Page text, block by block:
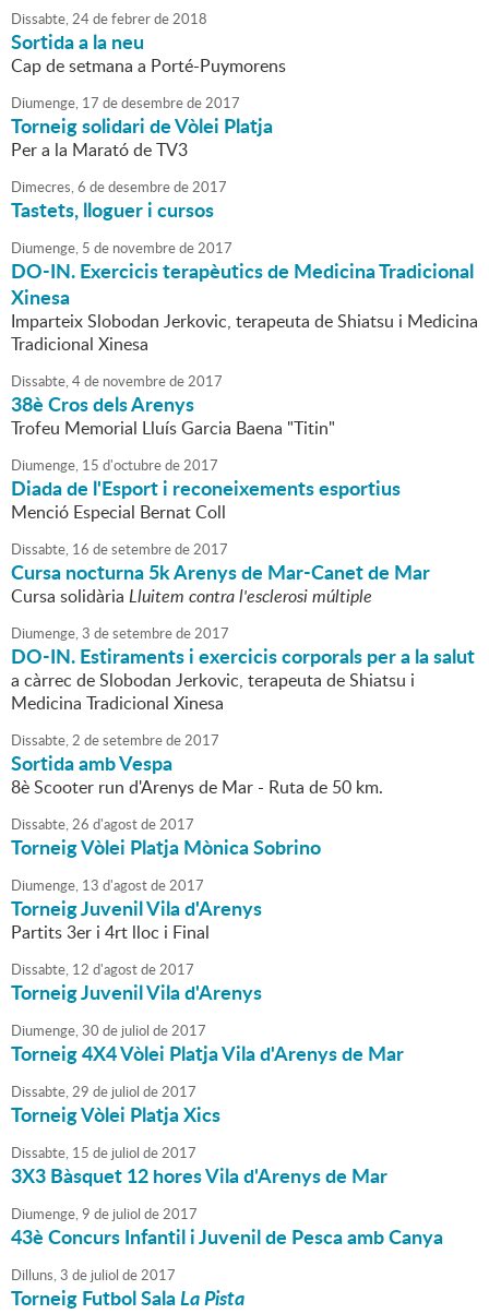
Dissabte,24defebrerde2018
Sortida a la neu
Cap de setmana a Porté-Puymorens
Diumenge, 17 dedesembrede2017
Torneig solidari de Vòlei Platja
Per a la Marató de TV3
Dimecres,6 dedesembrede2017
Tastets, lloguer i cursos
Diumenge, 5 de novembrede2017
DO-IN. Exercicis terapèutics de Medicina Tradicional
Xinesa
Imparteix Slobodan Jerkovic, terapeuta de Shiatsu i Medicina
Tradicional Xinesa
Dissabte,4de novembrede2017
38è Cros dels Arenys
Trofeu Memorial Lluís Garcia Baena "Titin"
Diumenge, 15 d'octubrede2017
Diada de l'Esport i reconeixements esportius
Menció Especial Bernat Coll
Dissabte, 16 desetembrede2017
Cursa nocturna 5k Arenys de Mar-Canet de Mar
Cursa solidària Lluitem contra l'esclerosi múltiple
Diumenge,3 desetembrede2017
DO-IN. Estiraments i exercicis corporals per a la salut
a càrrec de Slobodan Jerkovic, terapeuta de Shiatsu i
Medicina Tradicional Xinesa
Dissabte,2 desetembrede2017
Sortida amb Vespa
8è Scooter run d'Arenys de Mar - Ruta de 50 km.
Dissabte,26 d'agostde2017
Torneig Vòlei Platja Mònica Sobrino
Diumenge, 13 d'agostde2017
Torneig Juvenil Vila d'Arenys
Partits 3er i 4rt lloc i Final
Dissabte, 12 d'agostde2017
Torneig Juvenil Vila d'Arenys
Diumenge,30 de juliol de2017
Torneig 4X4 Vòlei Platja Vila d'Arenys de Mar
Dissabte,29 de juliol de2017
Torneig Vòlei Platja Xics
Dissabte, 15 de juliol de2017
3X3 Bàsquet 12 hores Vila d'Arenys de Mar
Diumenge,9 de juliol de2017
43è Concurs Infantil i Juvenil de Pesca amb Canya
Dilluns,3 de juliol de2017
Torneig Futbol SalaLa Pista